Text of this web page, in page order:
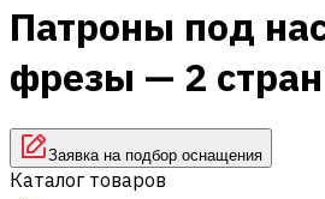
Патроны под
фрезы — 2
Заявка на подбор оснащения
Каталог товаров